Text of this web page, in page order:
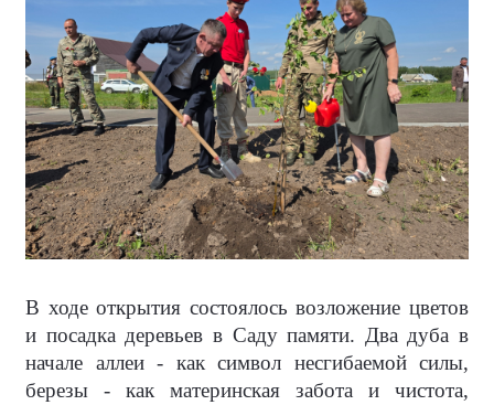
В ходе открытия состоялось возложение цветов
и посадка деревьев в Саду памяти. Два дуба в
начале аллеи - как символ несгибаемой силы,
березы - как материнская забота и чистота,